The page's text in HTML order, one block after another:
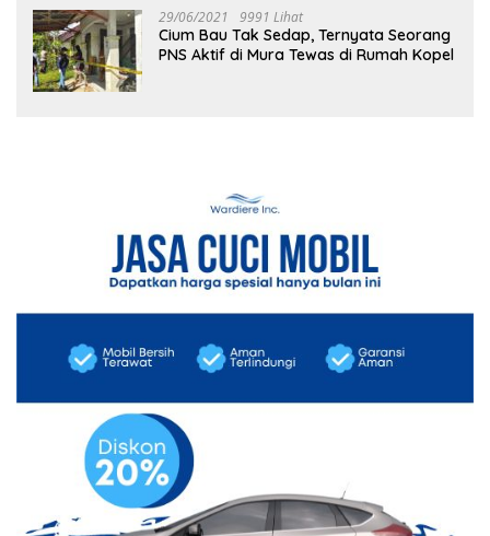
29/06/2021 9991 Lihat
Cium Bau Tak Sedap, Ternyata Seorang
PNS Aktif di Mura Tewas di Rumah Kopel